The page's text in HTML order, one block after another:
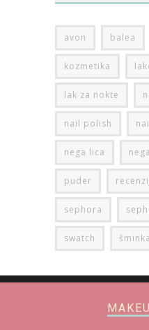
avon balea
kozmetika
lak za nokte
nail polish
nega lica
puder
sephora
swatch šminka